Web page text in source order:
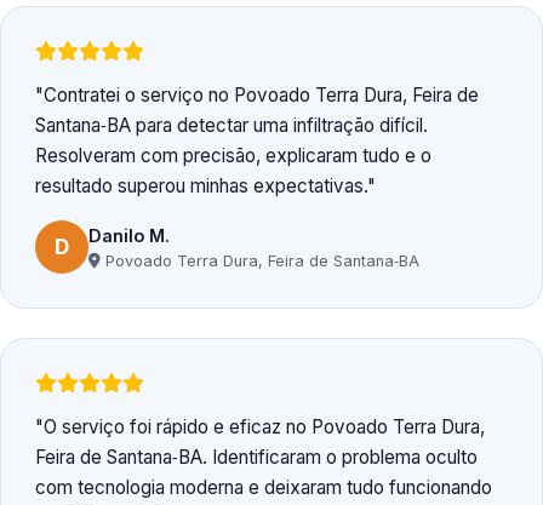
Contratei o serviço no Povoado Terra Dura, Feira de
Santana‑BA para detectar uma infiltração difícil.
Resolveram com precisão, explicaram tudo e o
resultado superou minhas expectativas.
D Danilo M.
Povoado Terra Dura, Feira de Santana‑BA
O serviço foi rápido e eficaz no Povoado Terra Dura,
Feira de Santana‑BA. Identificaram o problema oculto
com tecnologia moderna e deixaram tudo funcionando